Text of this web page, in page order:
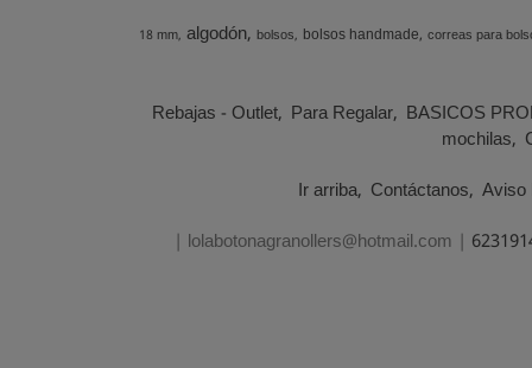
18 mm algodón bolsos bolsos handmade correas para
Rebajas - Outlet Para Regalar BASICOS
mochilas
Ir arriba Contáctanos Aviso
| lolabotonagranollers@hotmail.com |